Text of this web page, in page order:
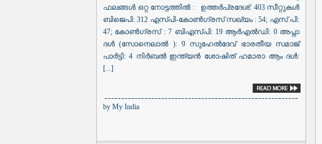
ഫലങ്ങൾ ഒറ്റ നോട്ടത്തിൽ : ഉത്തർപ്രദേശ്: 403 സീറ്റുകൾ
ബിജെപി: 312 എസ്പി-കോൺഗ്രസ് സഖ്യം : 54; എസ് പി:
47; കോൺഗ്രസ് : 7 ബിഎസ്പി: 19 ആർഎൽഡി: 0 അപ്നാ
ദൾ (സോനെലാൽ ): 9 സുഹേൽദേവ് ഭാരതീയ സമാജ്
പാർട്ടി: 4 നിർബൽ ഇന്ത്യൻ ശോഷിത് ഹമാരാ ആം ദൾ:
[...]
by My India